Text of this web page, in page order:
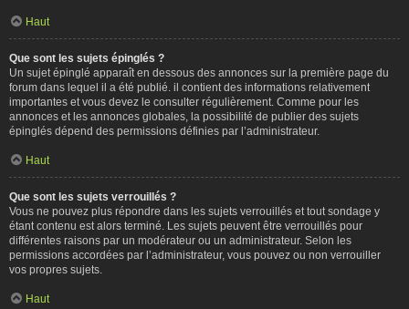
Haut
Que sont les sujets épinglés ?
Un sujet épinglé apparaît en dessous des annonces sur la première page du
forum dans lequel il a été publié. il contient des informations relativement
importantes et vous devez le consulter régulièrement. Comme pour les
annonces et les annonces globales, la possibilité de publier des sujets
épinglés dépend des permissions définies par l’administrateur.
Haut
Que sont les sujets verrouillés ?
Vous ne pouvez plus répondre dans les sujets verrouillés et tout sondage y
étant contenu est alors terminé. Les sujets peuvent être verrouillés pour
différentes raisons par un modérateur ou un administrateur. Selon les
permissions accordées par l’administrateur, vous pouvez ou non verrouiller
vos propres sujets.
Haut